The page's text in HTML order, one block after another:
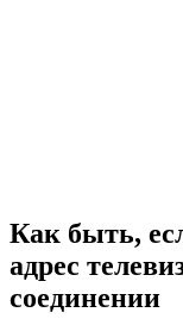
Как быть,
адрес
соединении